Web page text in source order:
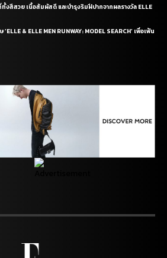
งสีสวย เนื้อสัมผัสดี และบำรุงริมฝีปากจากผลรางวัล ELLE
& ELLE MEN RUNWAY: MODEL SEARCH’ เพื่อเฟ้น